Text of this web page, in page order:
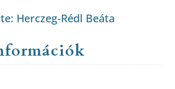
Herczeg-Rédl Beáta